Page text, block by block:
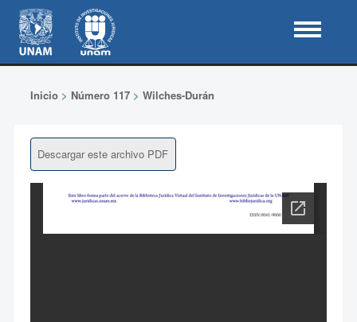
Inicio> Número 117> Wilches-Durán
Descargar este archivo PDF